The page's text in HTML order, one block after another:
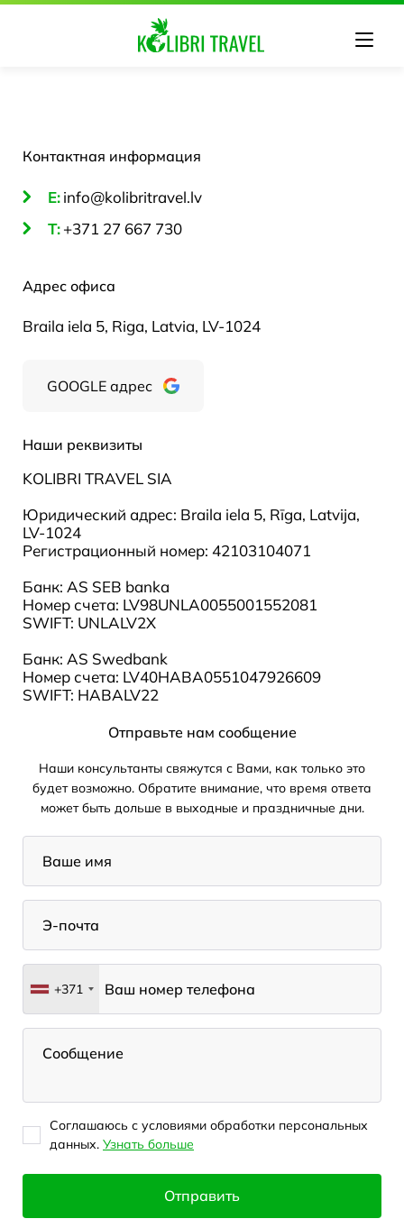
Контактная информация
E:info@kolibritravel.lv
T:+371 27 667 730
Адрес офиса
Braila iela 5, Riga, Latvia, LV-1024
GOOGLE адрес
Наши реквизиты
KOLIBRI TRAVEL SIA
Юридический адрес: Braila iela 5, Rīga, Latvija,
LV-1024
Регистрационный номер: 42103104071
Банк: AS SEB banka
Номер счета: LV98UNLA0055001552081
SWIFT: UNLALV2X
Банк: AS Swedbank
Номер счета: LV40HABA0551047926609
SWIFT: HABALV22
Отправьте нам сообщение
Наши консультанты свяжутся с Вами, как только это
будет возможно. Обратите внимание, что время ответа
может быть дольше в выходные и праздничные дни.
+371
Соглашаюсь с условиями обработки персональных
данных. Узнать больше
Отправить